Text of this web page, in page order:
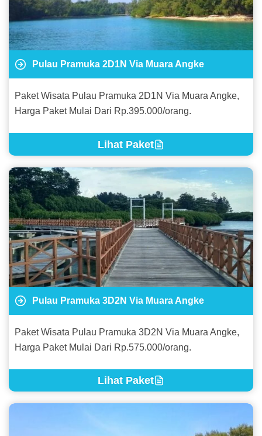
Pulau Pramuka 2D1N Via Muara Angke
Paket Wisata Pulau Pramuka 2D1N Via Muara Angke,
Harga Paket Mulai Dari Rp.395.000/orang.
Lihat Paket
Pulau Pramuka 3D2N Via Muara Angke
Paket Wisata Pulau Pramuka 3D2N Via Muara Angke,
Harga Paket Mulai Dari Rp.575.000/orang.
Lihat Paket